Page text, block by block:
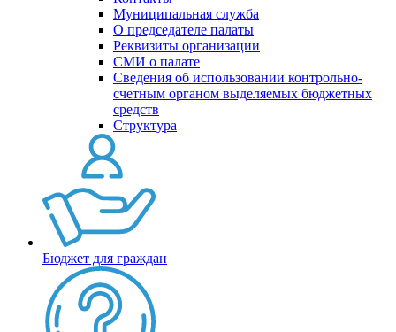
Муниципальная служба
О председателе палаты
Реквизиты организации
СМИ о палате
Сведения об использовании контрольно-
счетным органом выделяемых бюджетных
средств
Структура
Бюджет для граждан